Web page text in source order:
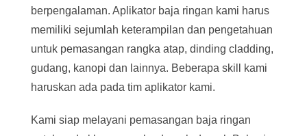
berpengalaman. Aplikator baja ringan kami harus
memiliki sejumlah keterampilan dan pengetahuan
untuk pemasangan rangka atap, dinding cladding,
gudang, kanopi dan lainnya. Beberapa skill kami
haruskan ada pada tim aplikator kami.
Kami siap melayani pemasangan baja ringan